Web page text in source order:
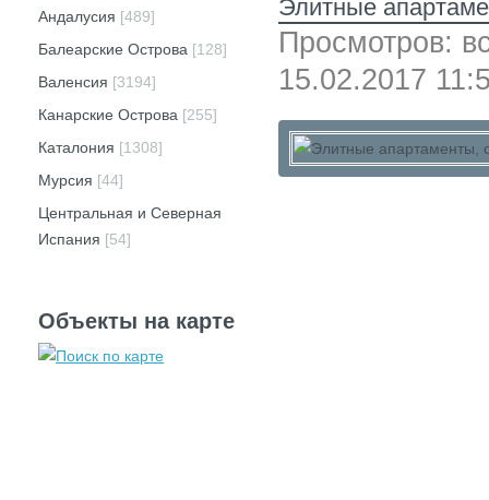
Андалусия [489]
Балеарские Острова [128]
Валенсия [3194]
Канарские Острова [255]
Каталония [1308]
Мурсия [44]
Центральная и Северная
Испания [54]
Объекты на карте
Элитные
Просмотров:
15.02.2017